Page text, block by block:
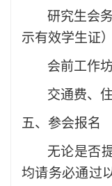
研究生会务
示有效学生证）
会前工作
交通费、
五、 参会报名
无论是否
均请务必通过